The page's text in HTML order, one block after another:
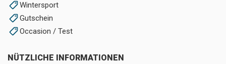
Wintersport
Gutschein
Occasion / Test
NÜTZLICHE INFORMATIONEN